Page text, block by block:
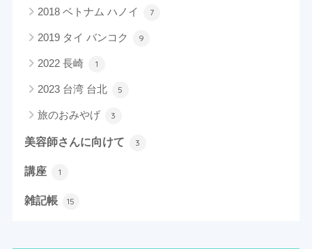
2018 ベトナム ハノイ 7
2019 タイ バンコク 9
2022 長崎 1
2023 台湾 台北 5
旅のおみやげ 3
美容師さんに向けて 3
講座 1
雑記帳 15